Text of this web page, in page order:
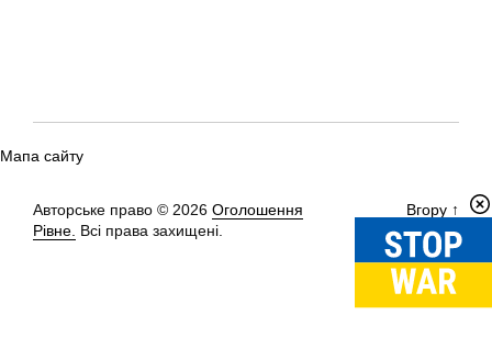
Мапа сайту
Авторське право © 2026 Оголошення
Рівне. Всі права захищені.
Вгору ↑